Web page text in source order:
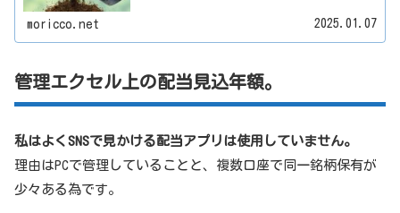
moricco.net 2025.01.07
管理エクセル上の配当見込年額。
私はよくSNSで見かける配当アプリは使用していません。
理由はPCで管理していることと、複数口座で同一銘柄保有が
少々ある為です。